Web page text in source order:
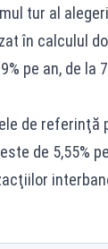
tur al
în calculul
pe an, de la
de referinţă
de 5,55%